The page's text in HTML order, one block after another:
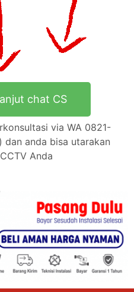
chat CS
via WA 0821-
anda bisa utarakan
Anda